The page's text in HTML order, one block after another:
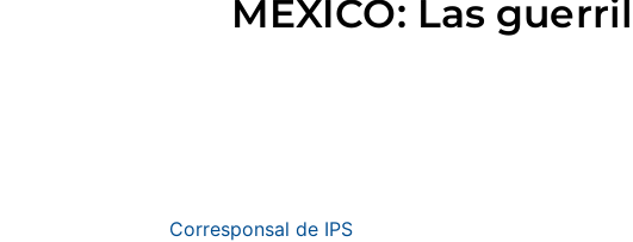
MEXICO: Las
Corresponsal de IPS